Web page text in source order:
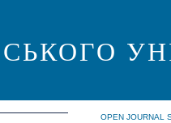
OPEN JOURNAL